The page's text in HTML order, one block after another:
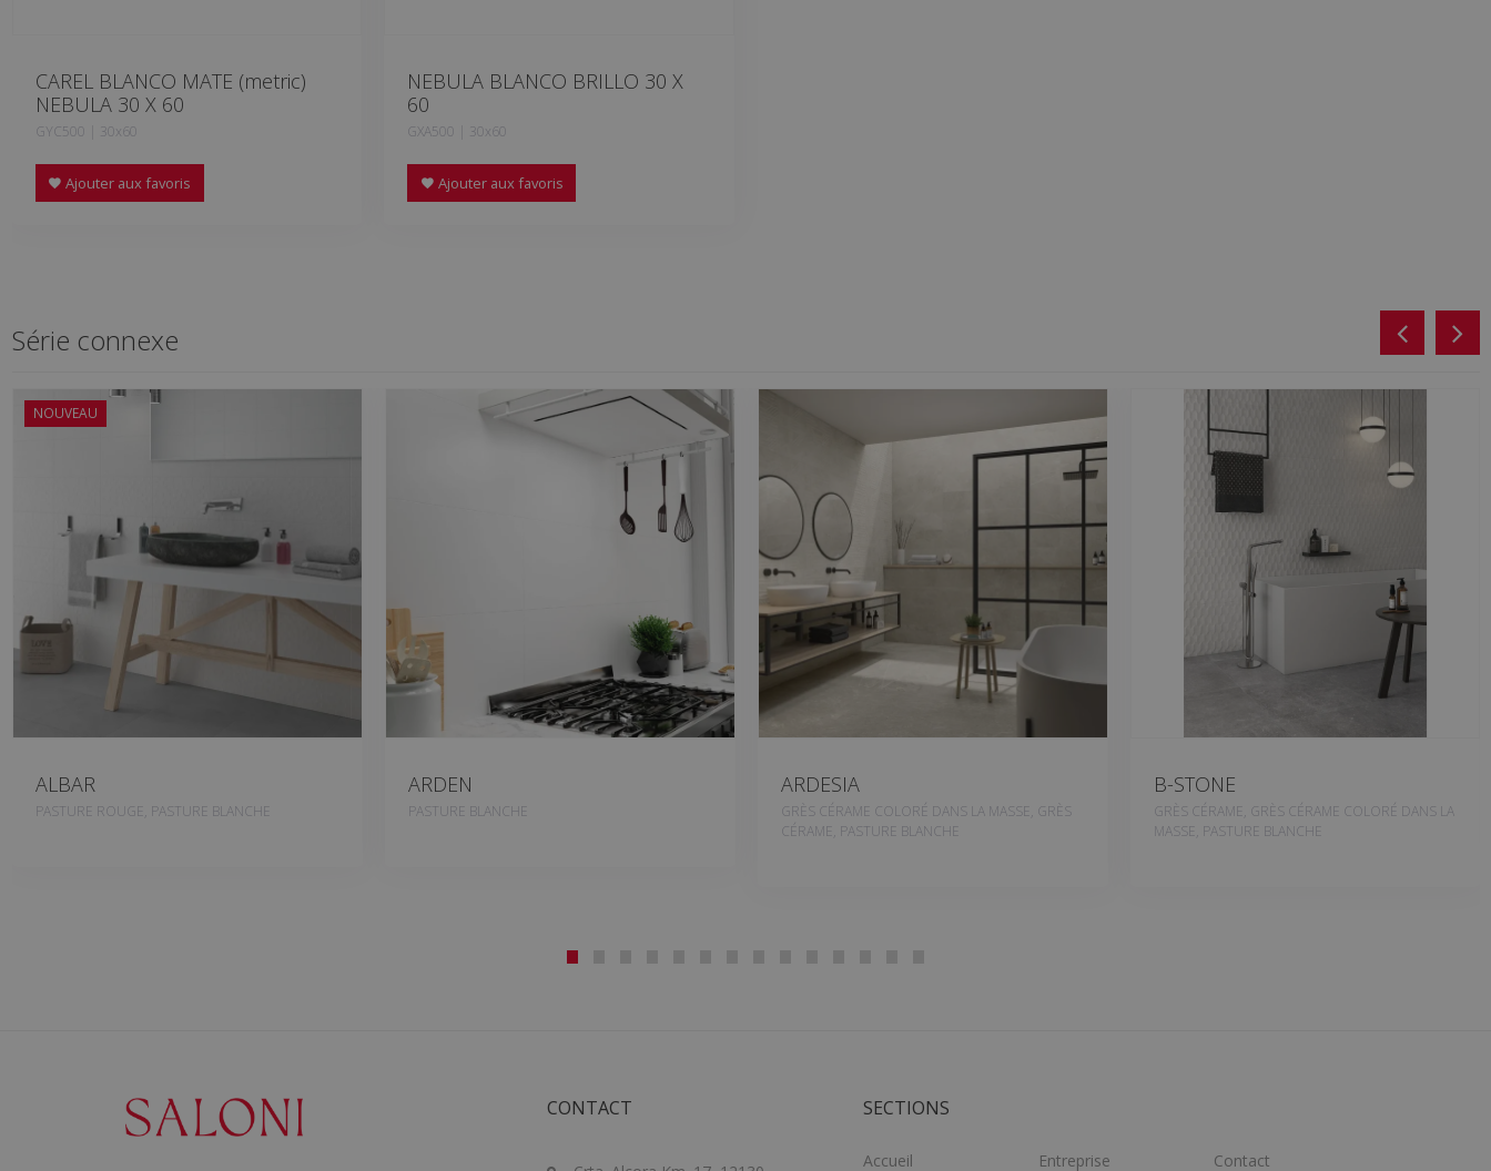
CAREL BLANCO MATE (metric)
NEBULA 30 X 60
GYC500 | 30x60
Ajouter aux favoris
NEBULA BLANCO BRILLO 30 X
60
GXA500 | 30x60
Ajouter aux favoris
Série connexe
NOUVEAU
ALBAR
PASTURE ROUGE, PASTURE BLANCHE
ARDEN
PASTURE BLANCHE
ARDESIA
GRÈS CÉRAME COLORÉ DANS LA MASSE, GRÈS
CÉRAME, PASTURE BLANCHE
B-STONE
GRÈS CÉRAME, GRÈS CÉRAME COLORÉ DANS LA
MASSE, PASTURE BLANCHE
CONTACT SECTIONS
Accueil Entreprise Contact